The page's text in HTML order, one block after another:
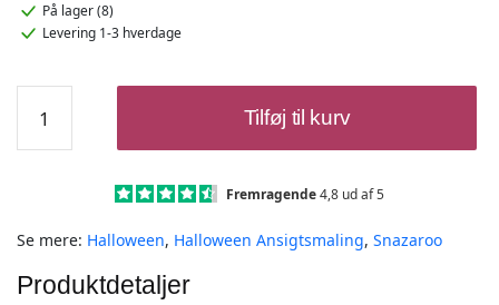
På lager (8)
Levering 1-3 hverdage
dele
Pink
-
Tilføj til kurv
Fremragende4,8 ud af 5
Se mere: Halloween, Halloween Ansigtsmaling, Snazaroo
Produktdetaljer